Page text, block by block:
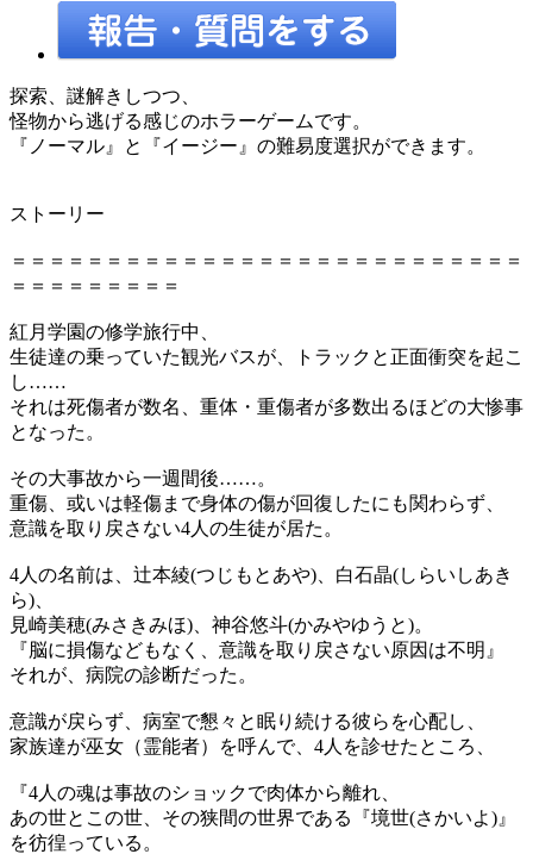
探索、謎解きしつつ、
怪物から逃げる感じのホラーゲームです。
『ノーマル』と『イージー』の難易度選択ができます。
ストーリー
＝＝＝＝＝＝＝＝＝＝＝＝＝＝＝＝＝＝＝＝＝＝＝＝＝＝＝
＝＝＝＝＝＝＝＝＝
紅月学園の修学旅行中、
生徒達の乗っていた観光バスが、トラックと正面衝突を起こ
し……
それは死傷者が数名、重体・重傷者が多数出るほどの大惨事
となった。
その大事故から一週間後……。
重傷、或いは軽傷まで身体の傷が回復したにも関わらず、
意識を取り戻さない4人の生徒が居た。
4人の名前は、辻本綾(つじもとあや)、白石晶(しらいしあき
ら)、
見崎美穂(みさきみほ)、神谷悠斗(かみやゆうと)。
『脳に損傷などもなく、意識を取り戻さない原因は不明』
それが、病院の診断だった。
意識が戻らず、病室で懇々と眠り続ける彼らを心配し、
家族達が巫女（霊能者）を呼んで、4人を診せたところ、
『4人の魂は事故のショックで肉体から離れ、
あの世とこの世、その狭間の世界である『境世(さかいよ)』
を彷徨っている。